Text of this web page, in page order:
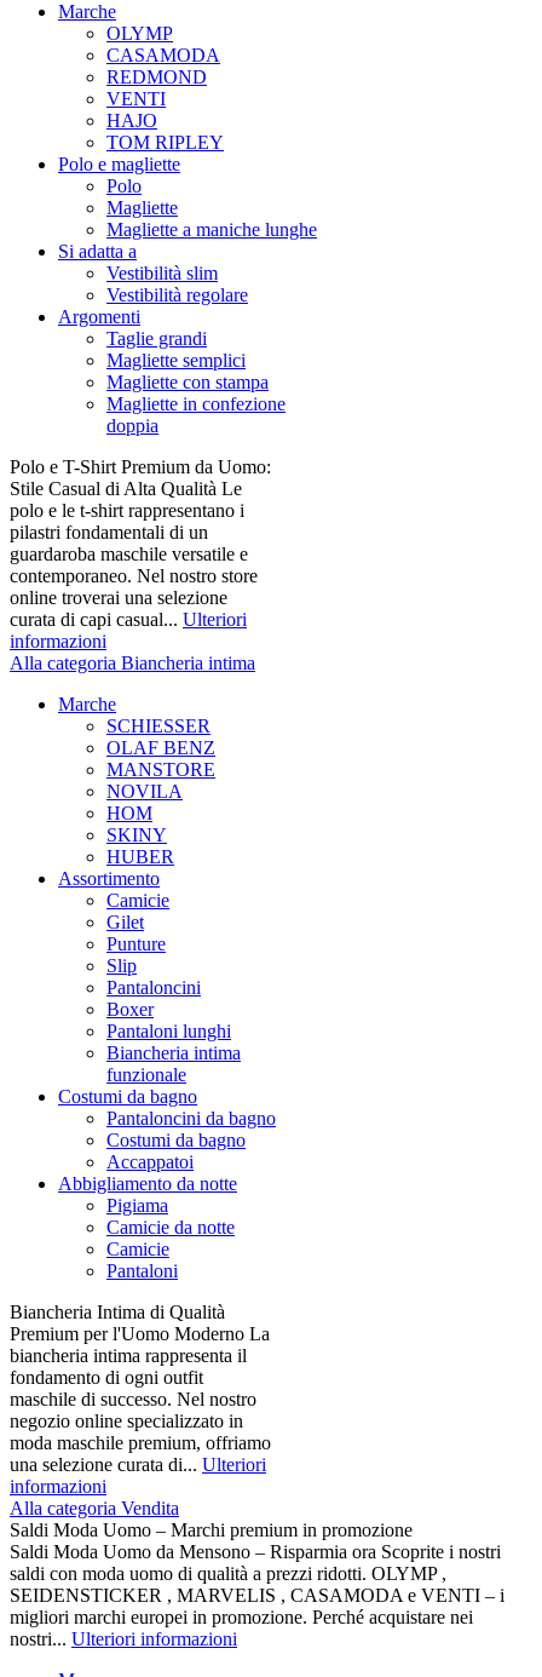
Marche
OLYMP
CASAMODA
REDMOND
VENTI
HAJO
TOM RIPLEY
Polo e magliette
Polo
Magliette
Magliette a maniche lunghe
Si adatta a
Vestibilità slim
Vestibilità regolare
Argomenti
Taglie grandi
Magliette semplici
Magliette con stampa
Magliette in confezione
doppia
Polo e T-Shirt Premium da Uomo:
Stile Casual di Alta Qualità Le
polo e le t-shirt rappresentano i
pilastri fondamentali di un
guardaroba maschile versatile e
contemporaneo. Nel nostro store
online troverai una selezione
curata di capi casual... Ulteriori
informazioni
Alla categoria Biancheria intima
Marche
SCHIESSER
OLAF BENZ
MANSTORE
NOVILA
HOM
SKINY
HUBER
Assortimento
Camicie
Gilet
Punture
Slip
Pantaloncini
Boxer
Pantaloni lunghi
Biancheria intima
funzionale
Costumi da bagno
Pantaloncini da bagno
Costumi da bagno
Accappatoi
Abbigliamento da notte
Pigiama
Camicie da notte
Camicie
Pantaloni
Biancheria Intima di Qualità
Premium per l'Uomo Moderno La
biancheria intima rappresenta il
fondamento di ogni outfit
maschile di successo. Nel nostro
negozio online specializzato in
moda maschile premium, offriamo
una selezione curata di... Ulteriori
informazioni
Alla categoria Vendita
Saldi Moda Uomo – Marchi premium in promozione
Saldi Moda Uomo da Mensono – Risparmia ora Scoprite i nostri
saldi con moda uomo di qualità a prezzi ridotti. OLYMP ,
SEIDENSTICKER , MARVELIS , CASAMODA e VENTI – i
migliori marchi europei in promozione. Perché acquistare nei
nostri... Ulteriori informazioni